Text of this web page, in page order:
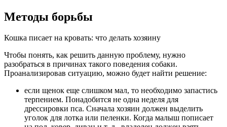
Методы борьбы
Кошка писает на кровать: что делать хозяину
Чтобы понять, как решить данную проблему, нужно
разобраться в причинах такого поведения собаки.
Проанализировав ситуацию, можно будет найти решение:
если щенок еще слишком мал, то необходимо запастись
терпением. Понадобится не одна неделя для
дрессировки пса. Сначала хозяин должен выделить
уголок для лотка или пеленки. Когда малыш пописает